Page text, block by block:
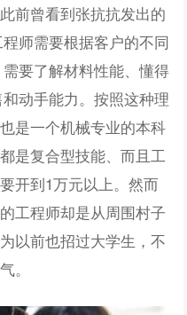
前曾看到张抗抗发出的
师需要根据客户的不同
要了解材料性能、懂得
动手能力。按照这种理
是一个机械专业的本科
是复合型技能、而且工
开到1万元以上。然而
工程师却是从周围村子
以前也招过大学生，不
。